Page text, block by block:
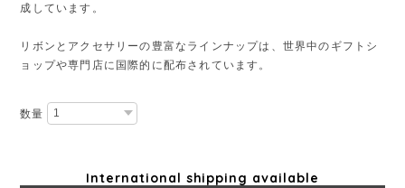
成しています。
リボンとアクセサリーの豊富なラインナップは、世界中のギフトシ
ョップや専門店に国際的に配布されています。
数量
International shipping available